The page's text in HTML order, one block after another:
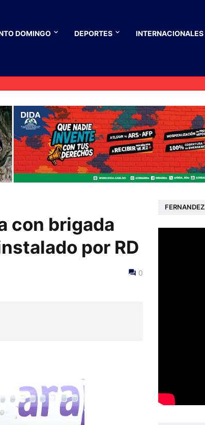
DOMINGO DEPORTES INTERNACIONALES
con brigada
por RD
0
FERNANDEZ